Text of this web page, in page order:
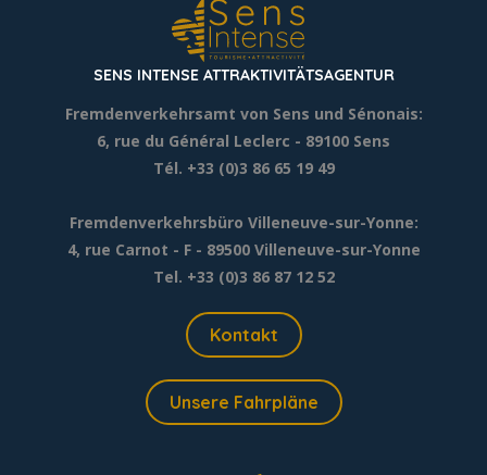
SENS INTENSE ATTRAKTIVITÄTSAGENTUR
Fremdenverkehrsamt von Sens und Sénonais:
6, rue du Général Leclerc - 89100 Sens
Tél. +33 (0)3 86 65 19 49
Fremdenverkehrsbüro Villeneuve-sur-Yonne:
4, rue Carnot - F - 89500 Villeneuve-sur-Yonne
Tel. +33 (0)3 86 87 12 52
Kontakt
Unsere Fahrpläne